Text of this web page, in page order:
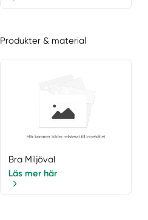
Produkter & material
Bra Miljöval
Läs mer här